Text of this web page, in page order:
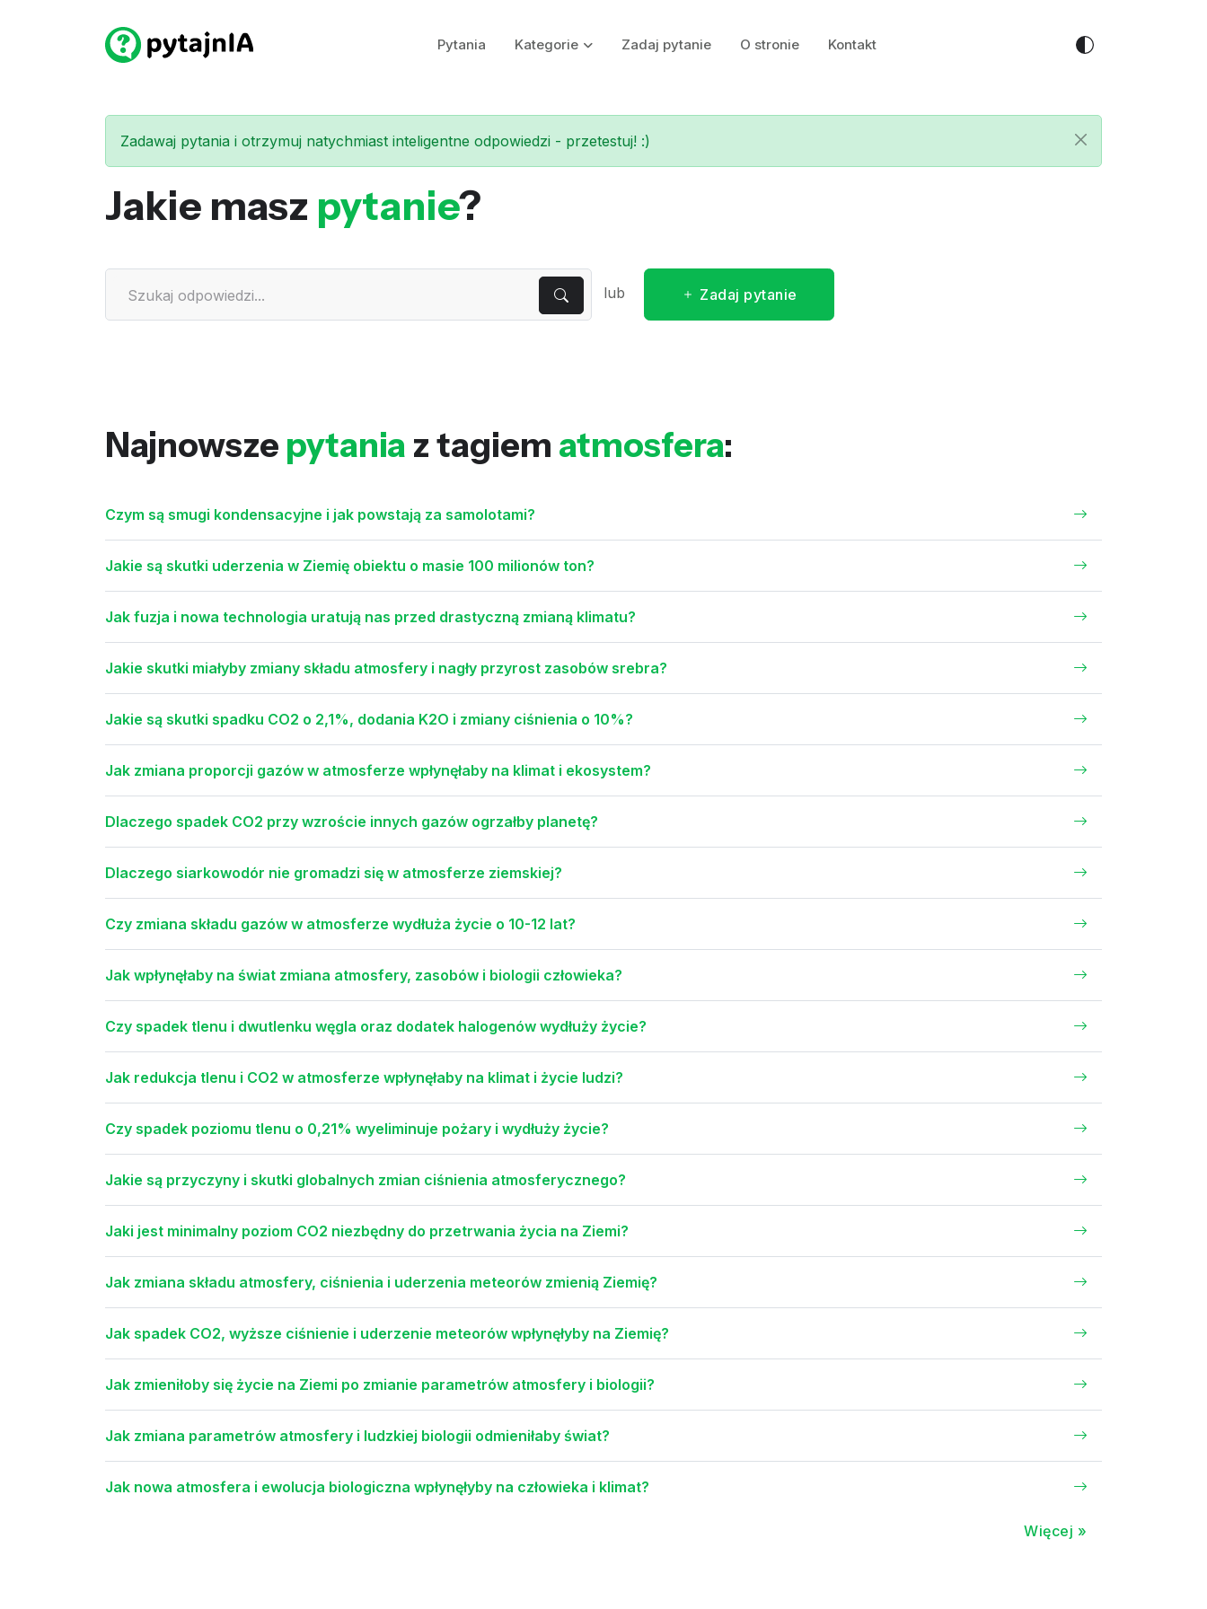
Pytania Kategorie Zadaj pytanie O stronie Kontakt
Zadawaj pytania i otrzymuj natychmiast inteligentne odpowiedzi - przetestuj! :)
Jakie masz pytanie?
lub Zadaj pytanie
Najnowsze pytania z tagiem atmosfera:
Czym są smugi kondensacyjne i jak powstają za samolotami?
Jakie są skutki uderzenia w Ziemię obiektu o masie 100 milionów ton?
Jak fuzja i nowa technologia uratują nas przed drastyczną zmianą klimatu?
Jakie skutki miałyby zmiany składu atmosfery i nagły przyrost zasobów srebra?
Jakie są skutki spadku CO2 o 2,1%, dodania K2O i zmiany ciśnienia o 10%?
Jak zmiana proporcji gazów w atmosferze wpłynęłaby na klimat i ekosystem?
Dlaczego spadek CO2 przy wzroście innych gazów ogrzałby planetę?
Dlaczego siarkowodór nie gromadzi się w atmosferze ziemskiej?
Czy zmiana składu gazów w atmosferze wydłuża życie o 10-12 lat?
Jak wpłynęłaby na świat zmiana atmosfery, zasobów i biologii człowieka?
Czy spadek tlenu i dwutlenku węgla oraz dodatek halogenów wydłuży życie?
Jak redukcja tlenu i CO2 w atmosferze wpłynęłaby na klimat i życie ludzi?
Czy spadek poziomu tlenu o 0,21% wyeliminuje pożary i wydłuży życie?
Jakie są przyczyny i skutki globalnych zmian ciśnienia atmosferycznego?
Jaki jest minimalny poziom CO2 niezbędny do przetrwania życia na Ziemi?
Jak zmiana składu atmosfery, ciśnienia i uderzenia meteorów zmienią Ziemię?
Jak spadek CO2, wyższe ciśnienie i uderzenie meteorów wpłynęłyby na Ziemię?
Jak zmieniłoby się życie na Ziemi po zmianie parametrów atmosfery i biologii?
Jak zmiana parametrów atmosfery i ludzkiej biologii odmieniłaby świat?
Jak nowa atmosfera i ewolucja biologiczna wpłynęłyby na człowieka i klimat?
Więcej »